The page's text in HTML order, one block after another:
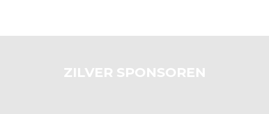
ZILVER SPONSOREN